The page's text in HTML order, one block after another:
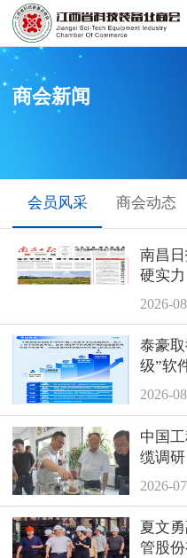
商会新闻
会员风采 商会动态
南昌
硬实力
2026-
泰豪
级”软
2026-
中国
缆调研
2026-
夏文
管股